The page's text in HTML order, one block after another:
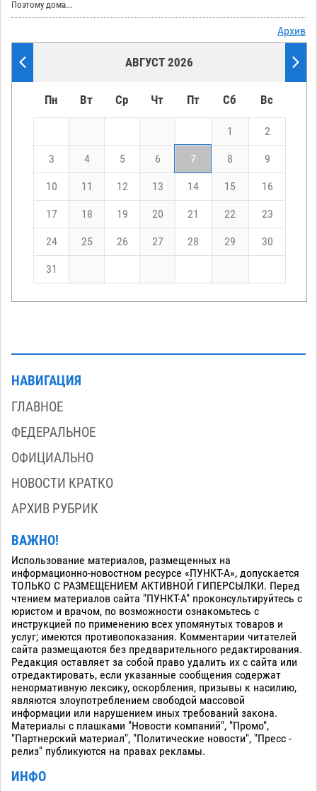
Поэтому дома...
Архив
АВГУСТ 2026
Пн Вт Ср Чт Пт Сб Вс
1 2
3 4 5 6 7 8 9
10 11 12 13 14 15 16
17 18 19 20 21 22 23
24 25 26 27 28 29 30
31
НАВИГАЦИЯ
ГЛАВНОЕ
ФЕДЕРАЛЬНОЕ
ОФИЦИАЛЬНО
НОВОСТИ КРАТКО
АРХИВ РУБРИК
ВАЖНО!
Использование материалов, размещенных на
информационно-новостном ресурсе «ПУНКТ-А», допускается
ТОЛЬКО С РАЗМЕЩЕНИЕМ АКТИВНОЙ ГИПЕРСЫЛКИ. Перед
чтением материалов сайта "ПУНКТ-А" проконсультируйтесь с
юристом и врачом, по возможности ознакомьтесь с
инструкцией по применению всех упомянутых товаров и
услуг; имеются противопоказания. Комментарии читателей
сайта размещаются без предварительного редактирования.
Редакция оставляет за собой право удалить их с сайта или
отредактировать, если указанные сообщения содержат
ненормативную лексику, оскорбления, призывы к насилию,
являются злоупотреблением свободой массовой
информации или нарушением иных требований закона.
Материалы с плашками "Новости компаний", "Промо",
"Партнерский материал", "Политические новости", "Пресс -
релиз" публикуются на правах рекламы.
ИНФО